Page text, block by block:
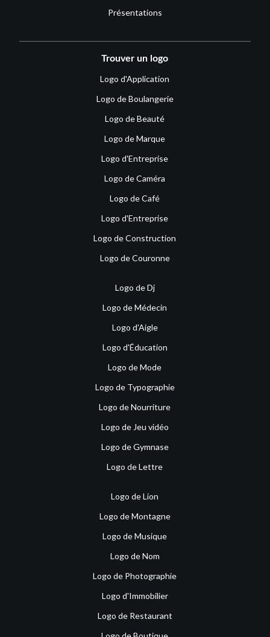
Présentations
Trouver un logo
Logo d'Application
Logo de Boulangerie
Logo de Beauté
Logo de Marque
Logo d'Entreprise
Logo de Caméra
Logo de Café
Logo d'Entreprise
Logo de Construction
Logo de Couronne
Logo de Dj
Logo de Médecin
Logo d'Aigle
Logo d'Éducation
Logo de Mode
Logo de Typographie
Logo de Nourriture
Logo de Jeu vidéo
Logo de Gymnase
Logo de Lettre
Logo de Lion
Logo de Montagne
Logo de Musique
Logo de Nom
Logo de Photographie
Logo d'Immobilier
Logo de Restaurant